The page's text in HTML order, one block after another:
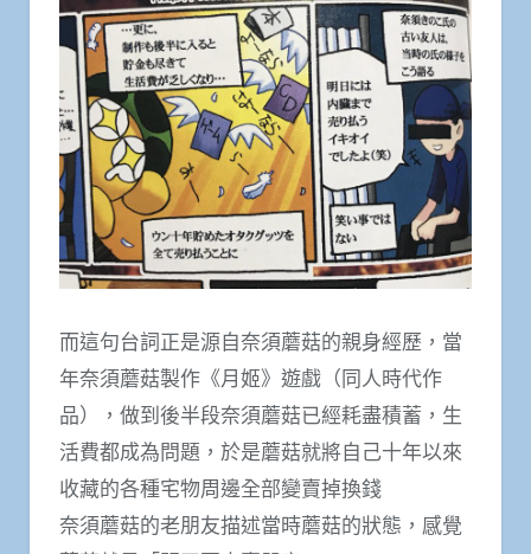
而這句台詞正是源自奈須蘑菇的親身經歷，當
年奈須蘑菇製作《月姬》遊戲（同人時代作
品），做到後半段奈須蘑菇已經耗盡積蓄，生
活費都成為問題，於是蘑菇就將自己十年以來
收藏的各種宅物周邊全部變賣掉換錢
奈須蘑菇的老朋友描述當時蘑菇的狀態，感覺